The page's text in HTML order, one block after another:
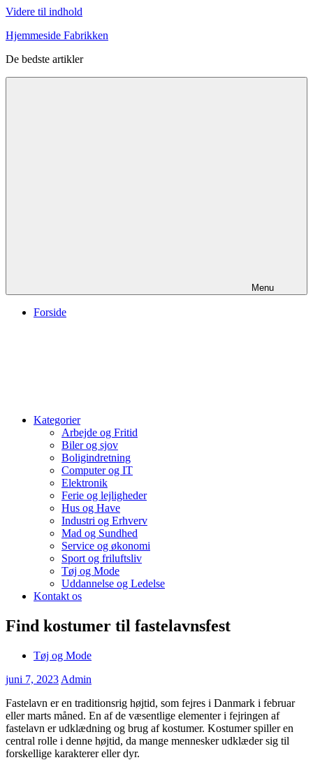
Videre til indhold
Hjemmeside Fabrikken
De bedste artikler
Menu
Forside
Kategorier
Arbejde og Fritid
Biler og sjov
Boligindretning
Computer og IT
Elektronik
Ferie og lejligheder
Hus og Have
Industri og Erhverv
Mad og Sundhed
Service og økonomi
Sport og friluftsliv
Tøj og Mode
Uddannelse og Ledelse
Kontakt os
Find kostumer til fastelavnsfest
Tøj og Mode
juni 7, 2023 Admin
Fastelavn er en traditionsrig højtid, som fejres i Danmark i februar
eller marts måned. En af de væsentlige elementer i fejringen af
fastelavn er udklædning og brug af kostumer. Kostumer spiller en
central rolle i denne højtid, da mange mennesker udklæder sig til
forskellige karakterer eller dyr.